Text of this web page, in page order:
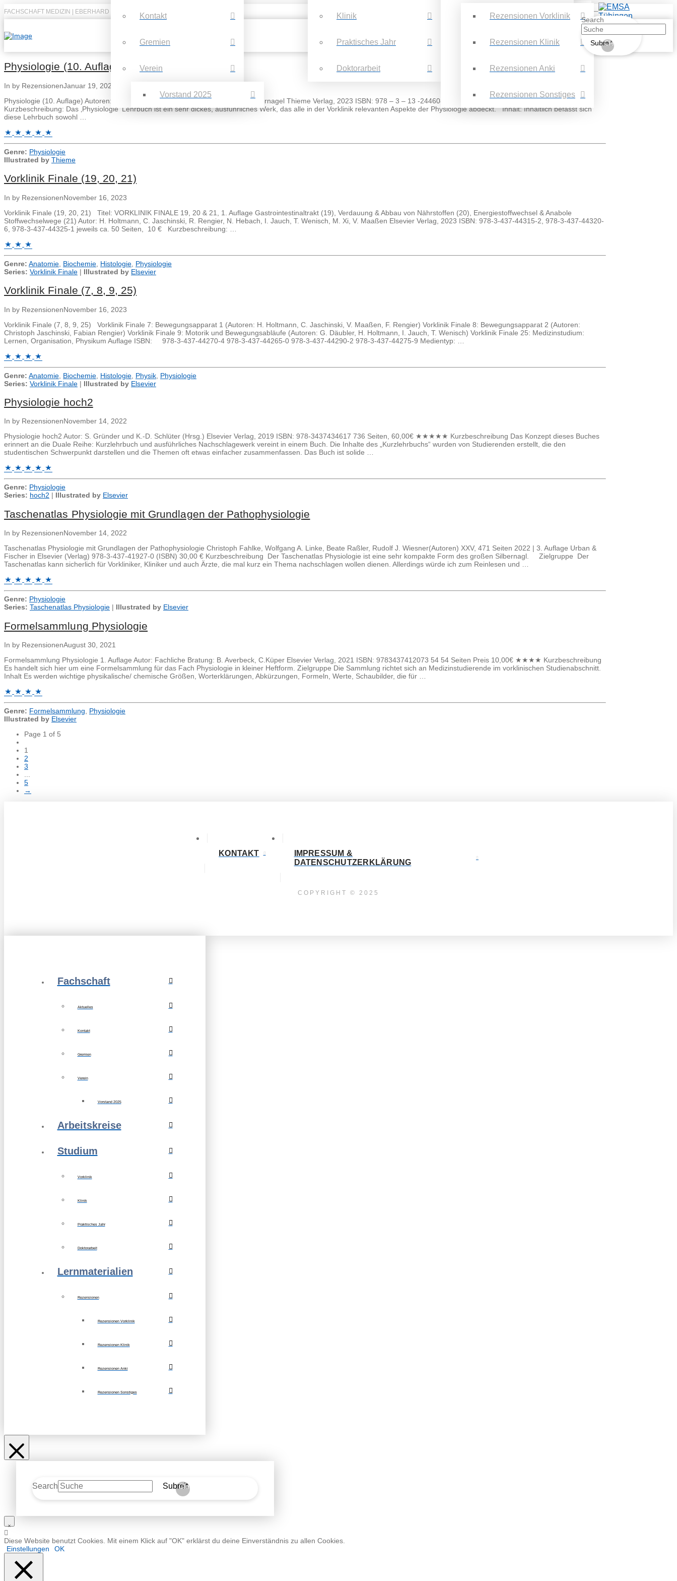
FACHSCHAFT MEDIZIN | EBERHARD KARLS UNIVERSITÄT TÜBINGEN
Kontakt
Gremien
Verein
Vorstand 2025
Klinik
Praktisches Jahr
Doktorarbeit
Rezensionen Vorklinik
Rezensionen Klinik
Rezensionen Anki
Rezensionen Sonstiges
Search
Submit
Clear
Physiologie (10. Auflage)
In by RezensionenJanuar 19, 2025
Physiologie (10. Auflage) Autoren: Hans – Christian Pape Armin Kurtz Stefan Silbernagel Thieme Verlag, 2023 ISBN: 978 – 3 – 13 -244608 – 3 1089 Seiten, 110,00 € 5 Sterne
Kurzbeschreibung: Das ‚Physiologie‘ Lehrbuch ist ein sehr dickes, ausführliches Werk, das alle in der Vorklinik relevanten Aspekte der Physiologie abdeckt. Inhalt: Inhaltlich befasst sich
diese Lehrbuch sowohl …
Genre: Physiologie
Illustrated by Thieme
Vorklinik Finale (19, 20, 21)
In by RezensionenNovember 16, 2023
Vorklinik Finale (19, 20, 21) Titel: VORKLINIK FINALE 19, 20 & 21, 1. Auflage Gastrointestinaltrakt (19), Verdauung & Abbau von Nährstoffen (20), Energiestoffwechsel & Anabole
Stoffwechselwege (21) Autor: H. Holtmann, C. Jaschinski, R. Rengier, N. Hebach, I. Jauch, T. Wenisch, M. Xi, V. Maaßen Elsevier Verlag, 2023 ISBN: 978-3-437-44315-2, 978-3-437-44320-
6, 978-3-437-44325-1 jeweils ca. 50 Seiten, 10 € Kurzbeschreibung: …
Genre: Anatomie Biochemie Histologie Physiologie
Series: Vorklinik Finale | Illustrated by Elsevier
Vorklinik Finale (7, 8, 9, 25)
In by RezensionenNovember 16, 2023
Vorklinik Finale (7, 8, 9, 25) Vorklinik Finale 7: Bewegungsapparat 1 (Autoren: H. Holtmann, C. Jaschinski, V. Maaßen, F. Rengier) Vorklinik Finale 8: Bewegungsapparat 2 (Autoren:
Christoph Jaschinski, Fabian Rengier) Vorklinik Finale 9: Motorik und Bewegungsabläufe (Autoren: G. Däubler, H. Holtmann, I. Jauch, T. Wenisch) Vorklinik Finale 25: Medizinstudium:
Lernen, Organisation, Physikum Auflage ISBN: 978-3-437-44270-4 978-3-437-44265-0 978-3-437-44290-2 978-3-437-44275-9 Medientyp: …
Genre: Anatomie Biochemie Histologie Physik Physiologie
Series: Vorklinik Finale | Illustrated by Elsevier
Physiologie hoch2
In by RezensionenNovember 14, 2022
Physiologie hoch2 Autor: S. Gründer und K.-D. Schlüter (Hrsg.) Elsevier Verlag, 2019 ISBN: 978-3437434617 736 Seiten, 60,00€ ★★★★★ Kurzbeschreibung Das Konzept dieses Buches
erinnert an die Duale Reihe: Kurzlehrbuch und ausführliches Nachschlagewerk vereint in einem Buch. Die Inhalte des „Kurzlehrbuchs“ wurden von Studierenden erstellt, die den
studentischen Schwerpunkt darstellen und die Themen oft etwas einfacher zusammenfassen. Das Buch ist solide …
Genre: Physiologie
Series: hoch2 | Illustrated by Elsevier
Taschenatlas Physiologie mit Grundlagen der Pathophysiologie
In by RezensionenNovember 14, 2022
Taschenatlas Physiologie mit Grundlagen der Pathophysiologie Christoph Fahlke, Wolfgang A. Linke, Beate Raßler, Rudolf J. Wiesner(Autoren) XXV, 471 Seiten 2022 | 3. Auflage Urban &
Fischer in Elsevier (Verlag) 978-3-437-41927-0 (ISBN) 30,00 € Kurzbeschreibung Der Taschenatlas Physiologie ist eine sehr kompakte Form des großen Silbernagl. Zielgruppe Der
Taschenatlas kann sicherlich für Vorkliniker, Kliniker und auch Ärzte, die mal kurz ein Thema nachschlagen wollen dienen. Allerdings würde ich zum Reinlesen und …
Genre: Physiologie
Series: Taschenatlas Physiologie | Illustrated by Elsevier
Formelsammlung Physiologie
In by RezensionenAugust 30, 2021
Formelsammlung Physiologie 1. Auflage Autor: Fachliche Bratung: B. Averbeck, C.Küper Elsevier Verlag, 2021 ISBN: 9783437412073 54 54 Seiten Preis 10,00€ ★★★★ Kurzbeschreibung
Es handelt sich hier um eine Formelsammlung für das Fach Physiologie in kleiner Heftform. Zielgruppe Die Sammlung richtet sich an Medizinstudierende im vorklinischen Studienabschnitt.
Inhalt Es werden wichtige physikalische/ chemische Größen, Worterklärungen, Abkürzungen, Formeln, Werte, Schaubilder, die für …
Genre: Formelsammlung
Physiologie
Illustrated by Elsevier
Page 1 of 5
1
2
3
5
→
KONTAKT
IMPRESSUM &
DATENSCHUTZERKLÄRUNG
COPYRIGHT © 2025
Fachschaft
Aktuelles
Kontakt
Gremien
Verein
Vorstand 2025
Arbeitskreise
Studium
Vorklinik
Klinik
Praktisches Jahr
Doktorarbeit
Lernmaterialien
Rezensionen
Rezensionen Vorklinik
Rezensionen Klinik
Rezensionen Anki
Rezensionen Sonstiges
Search Submit
Clear
Diese Website benutzt Cookies. Mit einem Klick auf "OK" erklärst du deine Einverständnis zu allen Cookies.
Einstellungen
OK